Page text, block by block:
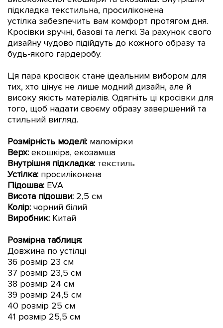
підкладка текстильна, просиліконена
устілка забезпечить вам комфорт протягом дня.
Кросівки зручні, базові та легкі. За рахунок свого
дизайну чудово підійдуть до кожного образу та
будь-якого гардеробу.
Ця пара кросівок стане ідеальним вибором для
тих, хто цінує не лише модний дизайн, але й
високу якість матеріалів. Одягніть ці кросівки для
того, щоб надати своєму образу завершений та
стильний вигляд.
Розмірність моделі: маломірки
Верх: екошкіра, екозамша
Внутрішня підкладка: текстиль
Устілка: просиліконена
Підошва: EVA
Висота підошви: 2,5 см
Колір: чорний білий
Виробник: Китай
Розмірна таблиця:
Довжина по устілці
36 розмір 23 см
37 розмір 23,5 см
38 розмір 24 см
39 розмір 24,5 см
40 розмір 25 см
41 розмір 25,5 см